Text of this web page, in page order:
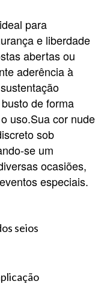
para
e liberdade
abertas ou
aderência à
de forma
uso.Sua cor nude
sob
se um
ocasiões,
especiais.
seios